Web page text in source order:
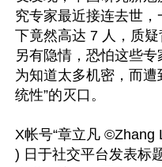
究专家最近接连去世，
下竟然高达 7 人，质疑
另有隐情，恐怕这些专
为知道太多机密，而遭
统性”的灭口。
X帐号“章立凡 ©️Zhang
) 日于社交平台发表标